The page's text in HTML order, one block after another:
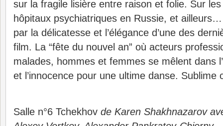
sur la fragile lisière entre raison et folie. Sur
hôpitaux psychiatriques en Russie, et
par la délicatesse et l’élégance d’une des
film. La “fête du nouvel an” où acteurs
malades, hommes et femmes se mêlent dans
et l’innocence pour une ultime danse. Sublime
Salle n°6 Tchekhov de Karen Shakhnazarov